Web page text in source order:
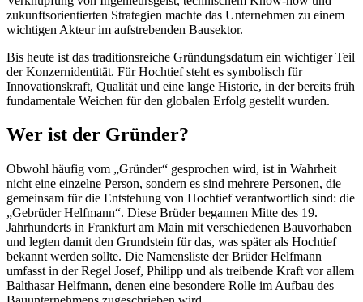
zukunftsorientierten Strategien machte das Unternehmen zu einem
wichtigen Akteur im aufstrebenden Bausektor.
Bis heute ist das traditionsreiche Gründungsdatum ein wichtiger Teil
der Konzernidentität. Für Hochtief steht es symbolisch für
Innovationskraft, Qualität und eine lange Historie, in der bereits früh
fundamentale Weichen für den globalen Erfolg gestellt wurden.
Wer ist der Gründer?
Obwohl häufig vom „Gründer“ gesprochen wird, ist in Wahrheit
nicht eine einzelne Person, sondern es sind mehrere Personen, die
gemeinsam für die Entstehung von Hochtief verantwortlich sind: die
„Gebrüder Helfmann“. Diese Brüder begannen Mitte des 19.
Jahrhunderts in Frankfurt am Main mit verschiedenen Bauvorhaben
und legten damit den Grundstein für das, was später als Hochtief
bekannt werden sollte. Die Namensliste der Brüder Helfmann
umfasst in der Regel Josef, Philipp und als treibende Kraft vor allem
Balthasar Helfmann, denen eine besondere Rolle im Aufbau des